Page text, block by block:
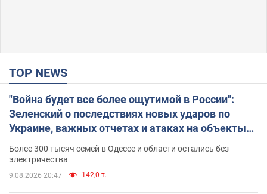
TOP NEWS
"Война будет все более ощутимой в России":
Зеленский о последствиях новых ударов по
Украине, важных отчетах и атаках на объекты
противника. Видео
Более 300 тысяч семей в Одессе и области остались без
электричества
9.08.2026 20:47 142,0 т.